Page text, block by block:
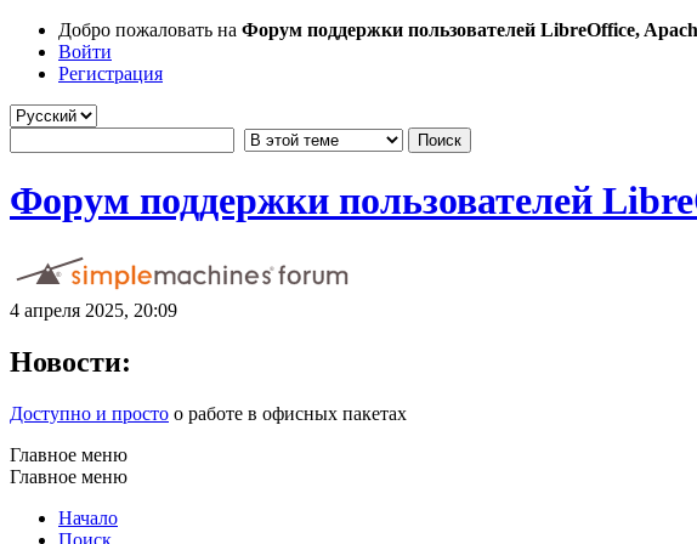
Добро пожаловать на Форум поддержки пользователей LibreOffice,
Войти
Регистрация
Форум поддержки пользователей
4 апреля 2025, 20:09
Новости:
Доступно и просто о работе в офисных пакетах
Главное меню
Главное меню
Начало
Поиск